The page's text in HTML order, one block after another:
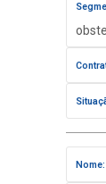
Nome: